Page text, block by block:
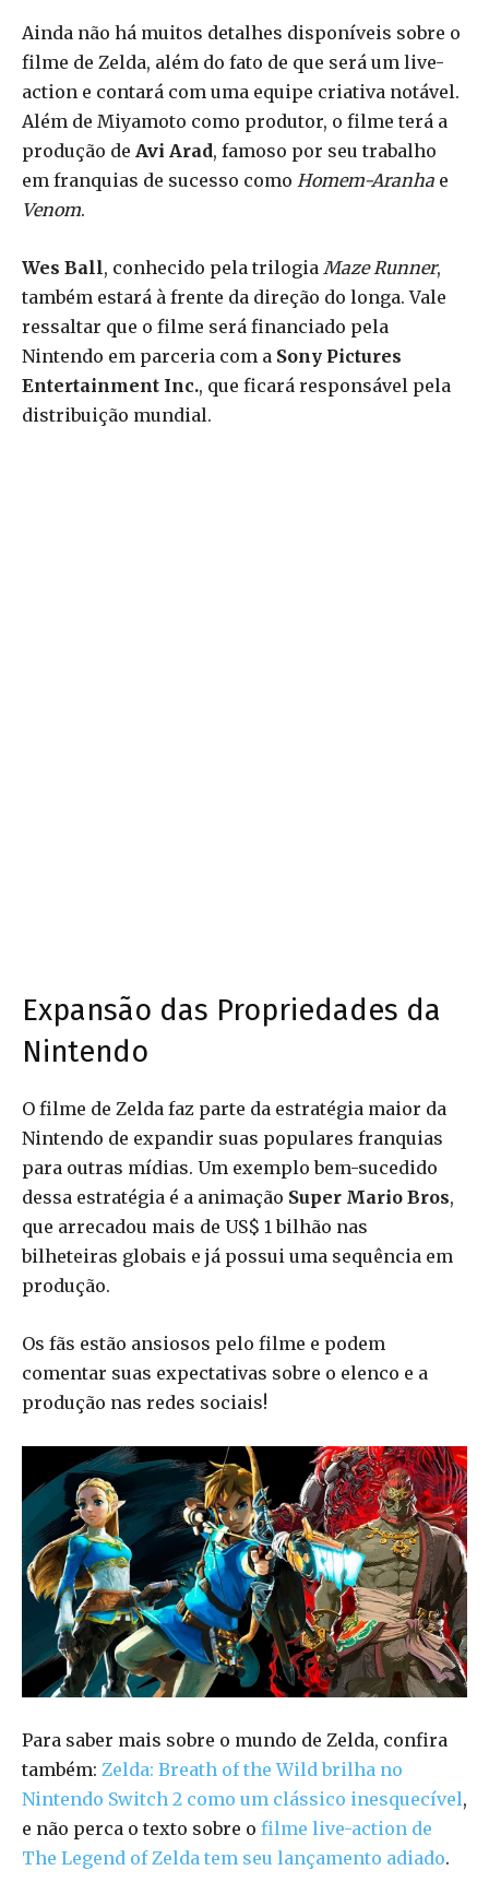
Ainda não há muitos detalhes disponíveis sobre o
filme de Zelda, além do fato de que será um live-
action e contará com uma equipe criativa notável.
Além de Miyamoto como produtor, o filme terá a
produção de Avi Arad, famoso por seu trabalho
em franquias de sucesso como Homem-Aranha e
Venom.
Wes Ball, conhecido pela trilogia Maze Runner,
também estará à frente da direção do longa. Vale
ressaltar que o filme será financiado pela
Nintendo em parceria com a Sony Pictures
Entertainment Inc., que ficará responsável pela
distribuição mundial.
Expansão das Propriedades da
Nintendo
O filme de Zelda faz parte da estratégia maior da
Nintendo de expandir suas populares franquias
para outras mídias. Um exemplo bem-sucedido
dessa estratégia é a animação Super Mario Bros,
que arrecadou mais de US$ 1 bilhão nas
bilheteiras globais e já possui uma sequência em
produção.
Os fãs estão ansiosos pelo filme e podem
comentar suas expectativas sobre o elenco e a
produção nas redes sociais!
Para saber mais sobre o mundo de Zelda, confira
também: Zelda: Breath of the Wild brilha no
Nintendo Switch 2 como um clássico inesquecível,
e não perca o texto sobre o filme live-action de
The Legend of Zelda tem seu lançamento adiado.